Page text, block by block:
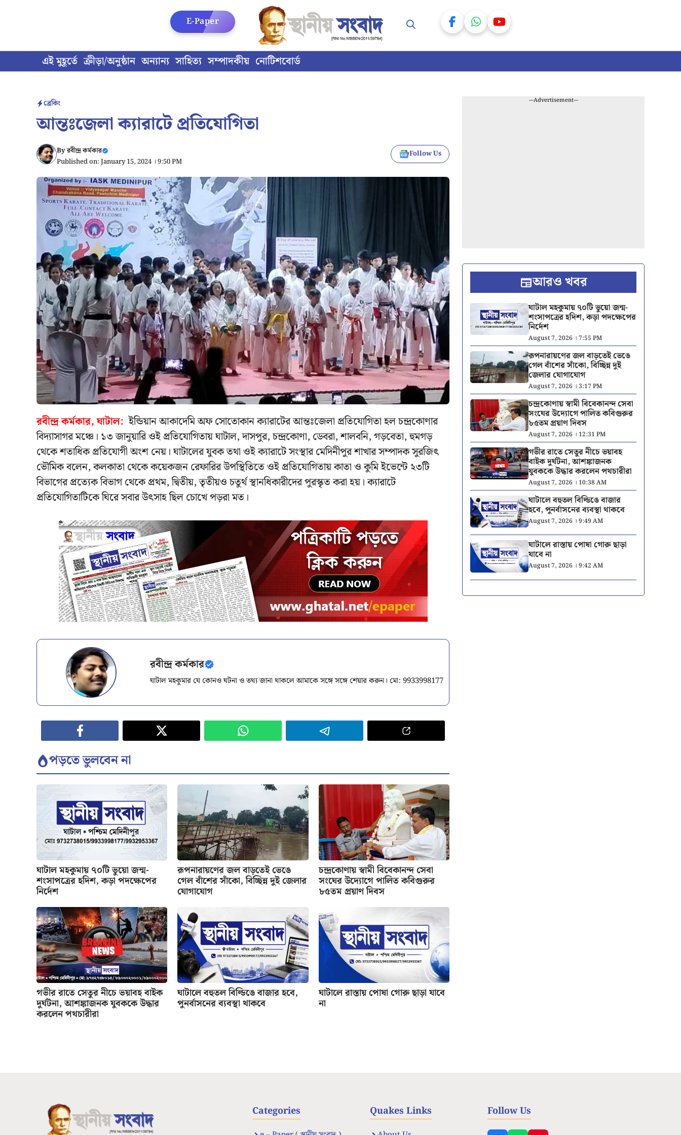
এই মুহূর্তে ক্রীড়া/অনুষ্ঠান অন্যান্য সাহিত্য সম্পাদকীয় নোটিশবোর্ড
E-Paper
ব্রেকিং
আন্তঃজেলা ক্যারাটে প্রতিযোগিতা
Byরবীন্দ্র কর্মকার
Published on: January 15, 2024 । 9:50 PM
Follow Us
রবীন্দ্র কর্মকার, ঘাটাল: ইন্ডিয়ান আকাদেমি অফ সোতোকান ক্যারাটের আন্তঃজেলা প্রতিযোগিতা হল চন্দ্রকোণার
বিদ্যাসাগর মঞ্চে। ১৩ জানুয়ারি ওই প্রতিযোগিতায় ঘাটাল, দাসপুর, চন্দ্রকোণা, ডেবরা, শালবনি, গড়বেতা, হুমগড়
থেকে শতাধিক প্রতিযোগী অংশ নেয়। ঘাটালের যুবক তথা ওই ক্যারাটে সংস্থার মেদিনীপুর শাখার সম্পাদক সুরজিৎ
ভৌমিক বলেন, কলকাতা থেকে কয়েকজন রেফারির উপস্থিতিতে ওই প্রতিযোগিতায় কাতা ও কুমি ইভেন্টে ২৩টি
বিভাগের প্রত্যেক বিভাগ থেকে প্রথম, দ্বিতীয়, তৃতীয়ও চতুর্থ স্থানধিকারীদের পুরস্কৃত করা হয়। ক্যারাটে
প্রতিযোগিতাটিকে ঘিরে সবার উৎসাহ ছিল চোখে পড়রা মত।
রবীন্দ্র কর্মকার
ঘাটাল মহকুমার যে কোনও ঘটনা ও তথ্য জানা থাকলে আমাকে সঙ্গে সঙ্গে শেয়ার করুন। মো: 9933998177
পড়তে ভুলবেন না
ঘাটাল মহকুমায় ৭০টি ভুয়ো জন্ম-
শংসাপত্রের হদিশ, কড়া পদক্ষেপের
নির্দেশ
রূপনারায়ণের জল বাড়তেই ভেঙে
গেল বাঁশের সাঁকো, বিচ্ছিন্ন দুই জেলার
যোগাযোগ
চন্দ্রকোণায় স্বামী বিবেকানন্দ সেবা
সংঘের উদ্যোগে পালিত কবিগুরুর
৮৫তম প্রয়াণ দিবস
গভীর রাতে সেতুর নীচে ভয়াবহ বাইক
দুর্ঘটনা, আশঙ্কাজনক যুবককে উদ্ধার
করলেন পথচারীরা
ঘাটালে বহুতল বিল্ডিঙে বাজার হবে,
পুনর্বাসনের ব্যবস্থা থাকবে
ঘাটালে রাস্তায় পোষা গোরু ছাড়া যাবে
না
---Advertisement---
আরও খবর
ঘাটাল মহকুমায় ৭০টি ভুয়ো জন্ম-
শংসাপত্রের হদিশ, কড়া পদক্ষেপের
নির্দেশ
August 7, 2026 । 7:55 PM
রূপনারায়ণের জল বাড়তেই ভেঙে
গেল বাঁশের সাঁকো, বিচ্ছিন্ন দুই
জেলার যোগাযোগ
August 7, 2026 । 3:17 PM
চন্দ্রকোণায় স্বামী বিবেকানন্দ সেবা
সংঘের উদ্যোগে পালিত কবিগুরুর
৮৫তম প্রয়াণ দিবস
August 7, 2026 । 12:31 PM
গভীর রাতে সেতুর নীচে ভয়াবহ
বাইক দুর্ঘটনা, আশঙ্কাজনক
যুবককে উদ্ধার করলেন পথচারীরা
August 7, 2026 । 10:38 AM
ঘাটালে বহুতল বিল্ডিঙে বাজার
হবে, পুনর্বাসনের ব্যবস্থা থাকবে
August 7, 2026 । 9:49 AM
ঘাটালে রাস্তায় পোষা গোরু ছাড়া
যাবে না
August 7, 2026 । 9:42 AM
Categories Quakes Links Follow Us